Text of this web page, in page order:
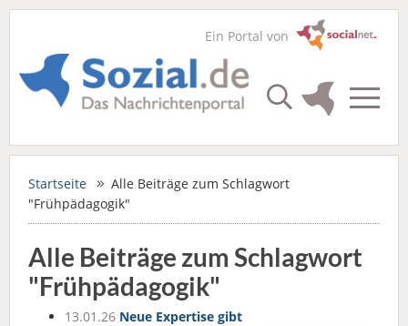
Ein Portal von
Startseite
Alle Beiträge zum Schlagwort
"Frühpädagogik"
Alle Beiträge zum Schlagwort
"Frühpädagogik"
13.01.26 Neue Expertise gibt